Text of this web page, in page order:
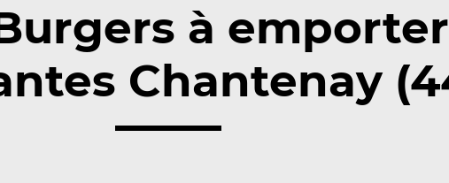
à emporter
Chantenay